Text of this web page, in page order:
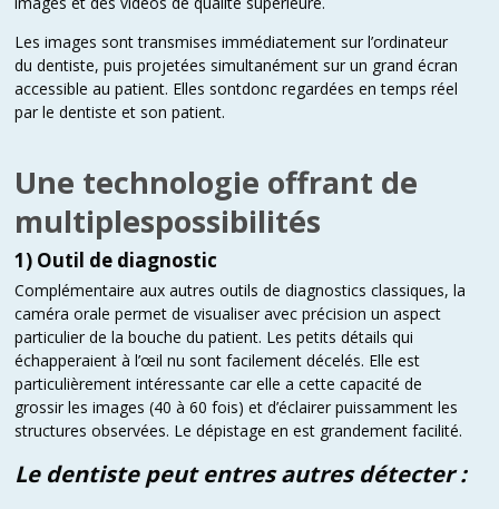
Les images sont transmises immédiatement sur l’ordinateur
du dentiste, puis projetées simultanément sur un grand écran
accessible au patient. Elles sontdonc regardées en temps réel
par le dentiste et son patient.
Une technologie offrant de
multiplespossibilités
1) Outil de diagnostic
Complémentaire aux autres outils de diagnostics classiques, la
caméra orale permet de visualiser avec précision un aspect
particulier de la bouche du patient. Les petits détails qui
échapperaient à l’œil nu sont facilement décelés. Elle est
particulièrement intéressante car elle a cette capacité de
grossir les images (40 à 60 fois) et d’éclairer puissamment les
structures observées. Le dépistage en est grandement facilité.
Le dentiste peut entres autres détecter :